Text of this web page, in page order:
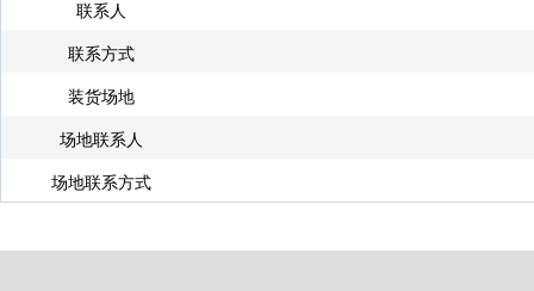
联系人
联系方式
装货场地
场地联系人
场地联系方式